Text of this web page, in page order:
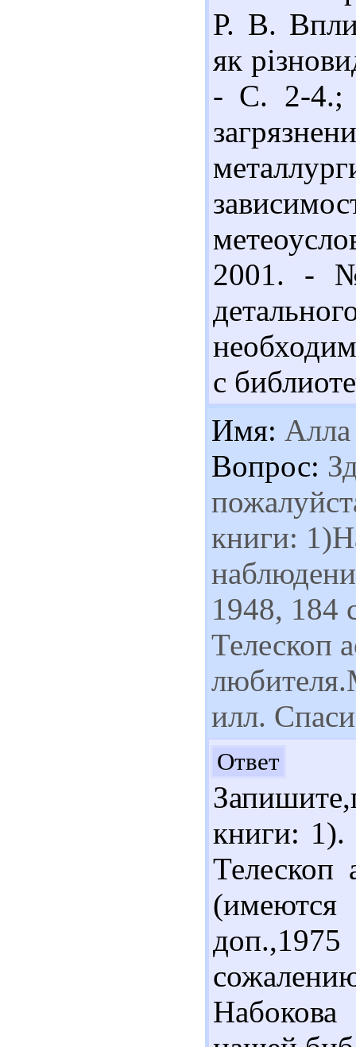
Р. В.
як
- С. 2-4.;
2001. -
с
Имя: Алла
Вопрос:
книги:
1948, 184
Телескоп
илл.
Ответ
книги:
Телескоп